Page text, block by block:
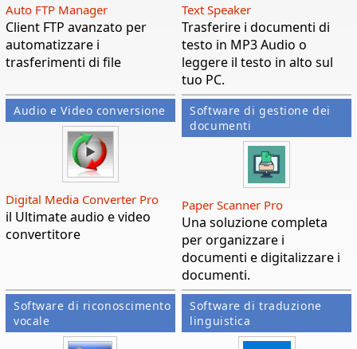
Auto FTP Manager
Client FTP avanzato per
automatizzare i
trasferimenti di file
Text Speaker
Trasferire i documenti di
testo in MP3 Audio o
leggere il testo in alto sul
tuo PC.
Audio e Video conversione
Digital Media Converter Pro
il Ultimate audio e video
convertitore
Software di gestione dei
documenti
Paper Scanner Pro
Una soluzione completa
per organizzare i
documenti e digitalizzare i
documenti.
Software di riconoscimento
vocale
Software di traduzione
linguistica